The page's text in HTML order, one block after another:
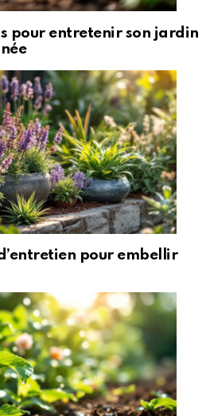
pour entretenir son jardin
pour embellir